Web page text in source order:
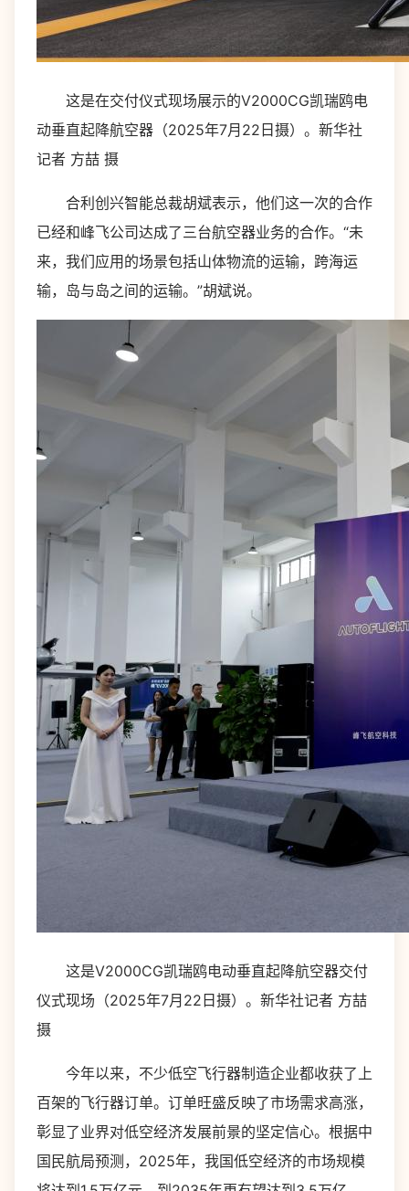
这是在交付仪式现场展示的V2000CG凯瑞鸥电
动垂直起降航空器（2025年7月22日摄）。新华社
记者 方喆 摄
合利创兴智能总裁胡斌表示，他们这一次的合作
已经和峰飞公司达成了三台航空器业务的合作。“未
来，我们应用的场景包括山体物流的运输，跨海运
输，岛与岛之间的运输。”胡斌说。
这是V2000CG凯瑞鸥电动垂直起降航空器交付
仪式现场（2025年7月22日摄）。新华社记者 方喆
摄
今年以来，不少低空飞行器制造企业都收获了上
百架的飞行器订单。订单旺盛反映了市场需求高涨，
彰显了业界对低空经济发展前景的坚定信心。根据中
国民航局预测，2025年，我国低空经济的市场规模